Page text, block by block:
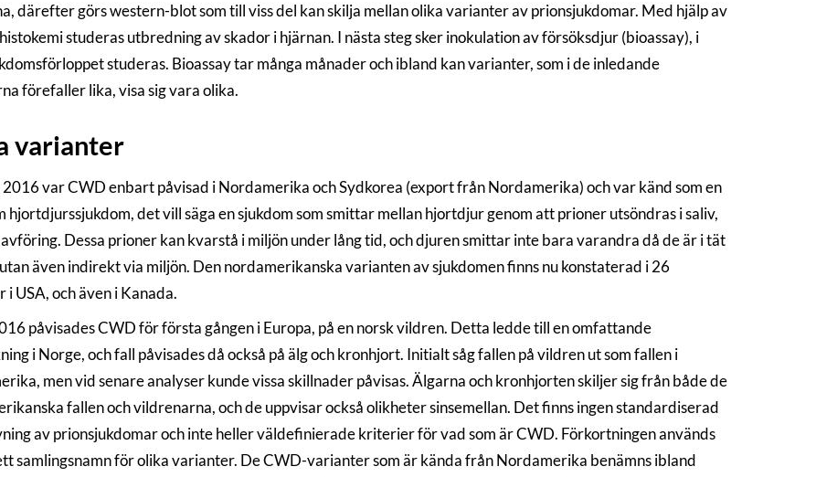
därefter görs western-blot som till viss del kan skilja mellan olika varianter av prionsjukdomar. Med hjälp av
studeras utbredning av skador i hjärnan. I nästa steg sker inokulation av försöksdjur (bioassay), i
studeras. Bioassay tar många månader och ibland kan varianter, som i de inledande
förefaller lika, visa sig vara olika.
varianter
var CWD enbart påvisad i Nordamerika och Sydkorea (export från Nordamerika) och var känd som en
hjortdjurssjukdom, det vill säga en sjukdom som smittar mellan hjortdjur genom att prioner utsöndras i saliv,
Dessa prioner kan kvarstå i miljön under lång tid, och djuren smittar inte bara varandra då de är i tät
även indirekt via miljön. Den nordamerikanska varianten av sjukdomen finns nu konstaterad i 26
i USA, och även i Kanada.
påvisades CWD för första gången i Europa, på en norsk vildren. Detta ledde till en omfattande
i Norge, och fall påvisades då också på älg och kronhjort. Initialt såg fallen på vildren ut som fallen i
men vid senare analyser kunde vissa skillnader påvisas. Älgarna och kronhjorten skiljer sig från både de
fallen och vildrenarna, och de uppvisar också olikheter sinsemellan. Det finns ingen standardiserad
av prionsjukdomar och inte heller väldefinierade kriterier för vad som är CWD. Förkortningen används
samlingsnamn för olika varianter. De CWD-varianter som är kända från Nordamerika benämns ibland